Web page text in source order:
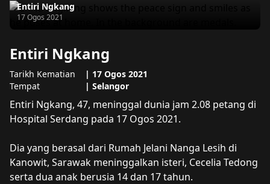
Entiri Ngkang
Meninggal dunia pada
17 Ogos 2021
Entiri Ngkang
Tarikh Kematian | 17 Ogos 2021
Tempat
| Selangor
Mengenai Entiri Ngkang
Entiri Ngkang, 47, meninggal dunia jam 2.08 petang di
Hospital Serdang pada 17 Ogos 2021.
Dia yang berasal dari Rumah Jelani Nanga Lesih di
Kanowit, Sarawak meninggalkan isteri, Cecelia Tedong
serta dua anak berusia 14 dan 17 tahun.